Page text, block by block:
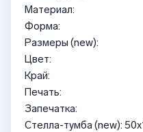
Материал:
Форма:
Размеры (new):
Цвет:
Край:
Печать:
Запечатка:
Стелла-тумба (new):